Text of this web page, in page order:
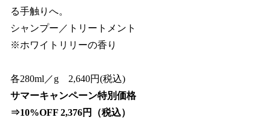
る手触りへ。
シャンプー／トリートメント
※ホワイトリリーの香り
各280ml／g 2,640円(税込)
サマーキャンペーン特別価格
⇒10%OFF 2,376円（税込）